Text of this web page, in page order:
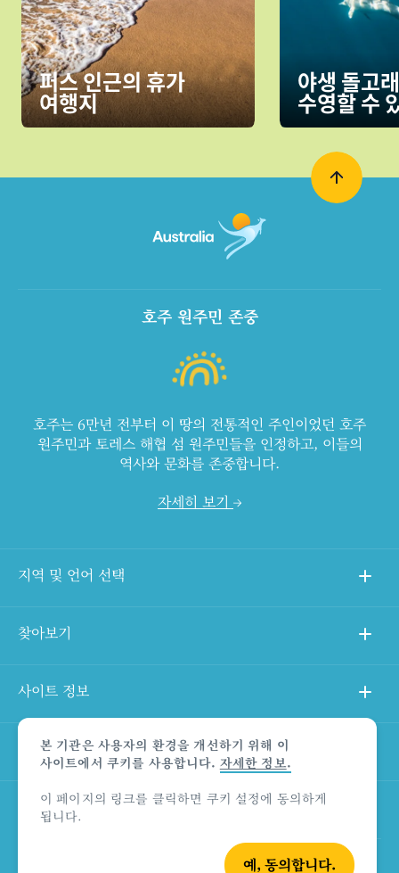
퍼스 인근의 휴가
여행지
야생 돌고
수영할 수
본 기관은 사용자의 환경을 개선하기 위해 이
사이트에서 쿠키를 사용합니다. 자세한 정보.
이 페이지의 링크를 클릭하면 쿠키 설정에 동의하게
됩니다.
예, 동의합니다.
호주 원주민 존중
호주는 6만년 전부터 이 땅의 전통적인 주인이었던 호주
원주민과 토레스 해협 섬 원주민들을 인정하고, 이들의
역사와 문화를 존중합니다.
자세히 보기
지역 및 언어 선택
찾아보기
사이트 정보
다른 사이트
상품 책임의 한계 법적 고지